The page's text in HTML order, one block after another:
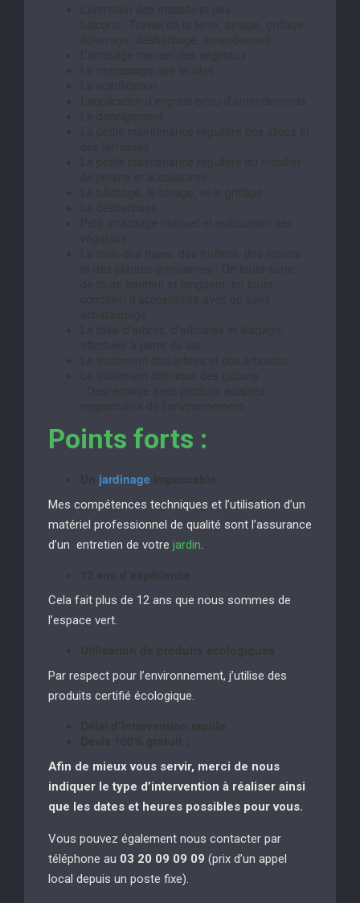
Points forts :
jardinage
Mes compétences techniques et l’utilisation d’un
matériel professionnel de qualité sont l’assurance
d’un entretien de votre jardin.
Cela fait plus de 12 ans que nous sommes de
l’espace vert.
Par respect pour l’environnement, j’utilise des
produits certifié écologique.
Afin de mieux vous servir, merci de nous
indiquer le type d’intervention à réaliser ainsi
que les dates et heures possibles pour vous.
Vous pouvez également nous contacter par
téléphone au 03 20 09 09 09 (prix d’un appel
local depuis un poste fixe).